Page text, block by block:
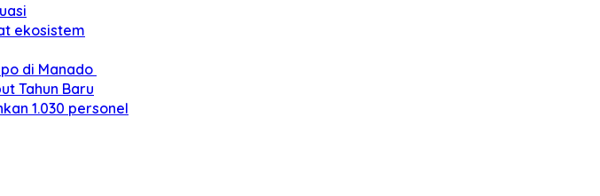
ekosistem
di Manado
Tahun Baru
1.030 personel